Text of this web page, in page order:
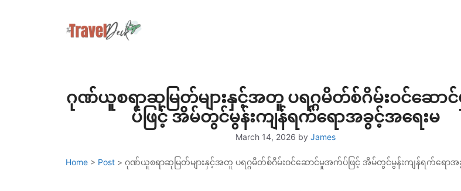
ဂုဏ်ယူစရာဆုမြတ်များနှင့်အတူ ပရဂ္ဂမိတ်စ်ဂိမ်းဝင်ဆေ
ပ်ဖြင့် အိမ်တွင်မွန်းကျန်ရက်ရောအခွင့်အရေးမ
March 14, 2026 by James
Home > Post > ဂုဏ်ယူစရာဆုမြတ်များနှင့်အတူ ပရဂ္ဂမိတ်စ်ဂိမ်းဝင်ဆောင်မှုအက်ပ်ဖြင့် အိမ်တွင်မွန်းကျန်ရက်ရောအ